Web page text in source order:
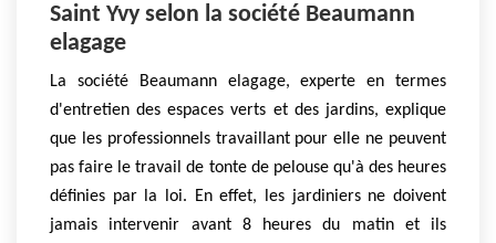
Saint Yvy selon la société Beaumann
elagage
La société Beaumann elagage, experte en termes
d'entretien des espaces verts et des jardins, explique
que les professionnels travaillant pour elle ne peuvent
pas faire le travail de tonte de pelouse qu'à des heures
définies par la loi. En effet, les jardiniers ne doivent
jamais intervenir avant 8 heures du matin et ils